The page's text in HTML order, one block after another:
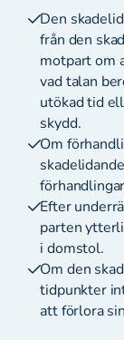
Den
från den
motpart om
vad talan
utökad tid
skydd.
Om
Efter
parten
i domstol.
Om den
tidpunkter
att förlora